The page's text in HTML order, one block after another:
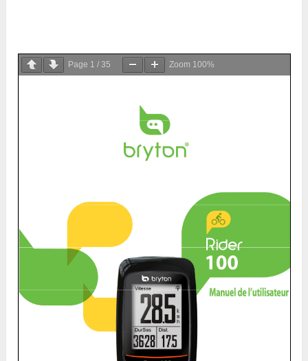
Page 1 /35 Zoom 100%